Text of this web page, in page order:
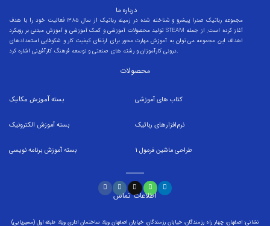
درباره ما
مجموعه رباتیک صدرا پیشرو و شناخته شده در زمینه رباتیک از سال 1385 فعالیت خود را با هدف
تولید محصولات آموزشی و کمک آموزشی و آموزش مبتنی بر رویکرد STEAM آغاز کرده است. از جمله
اهداف این مجموعه می توان به آموزش مهارت محور برای ارتقای کیفیت کار و شکوفایی استعدادهای
درونی کارآموزان و رشته های صنعتی و توسعه فرهنگ کارآفرینی اشاره کرد.
محصولات
بسته آموزش مکانیک
بستهآموزش الکترونیک
بستهآموزش برنامه نویسی
کتاب های آموزشی
نرم‌افزارهای رباتیک
طراحی ماشین فرمول
اطلاعات تماس
نشانی: اصفهان، چهار راه رزمندگان، خیابان رزمندگان، خیابان اصفهان ویلا، ساختمان اداری ویلا، طبقه اول (مسیریابی)